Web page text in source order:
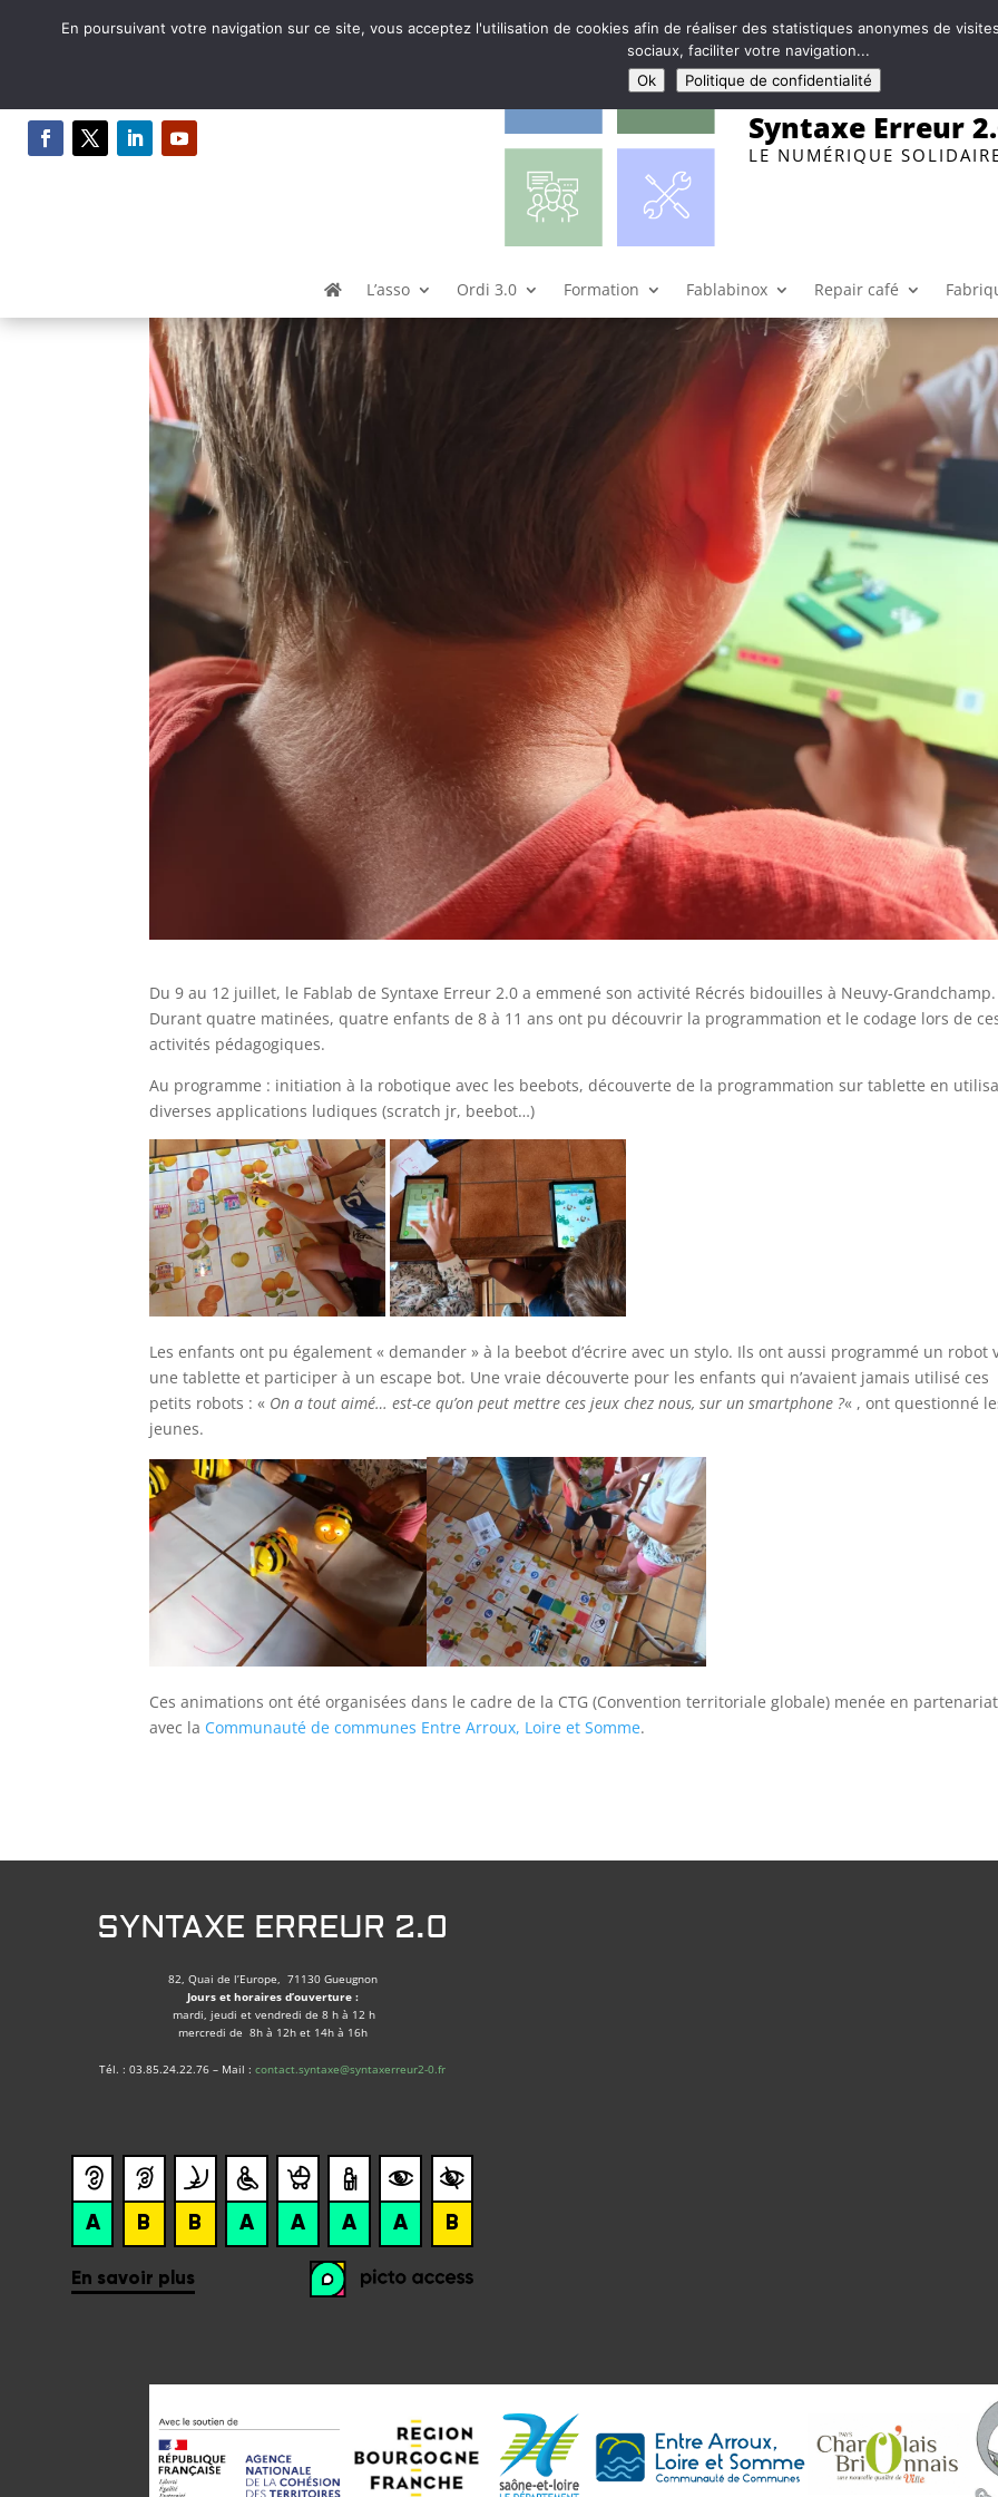
Syntaxe Erreur
LE NUMÉRIQUE
L’asso Ordi 3.0 Formation Fablabinox Repair café
Les Récrés bidouilles en itinérance à Neuvy
,Fabrique de Territoire,Récrés Bidouilles
Du 9 au 12 juillet, le Fablab de Syntaxe Erreur 2.0 a emmené son activité Récrés bidouilles à Neuvy-Grandchamp.
Durant quatre matinées, quatre enfants de 8 à 11 ans ont pu découvrir la programmation et le codage lors de
activités pédagogiques.
Au programme : initiation à la robotique avec les beebots, découverte de la programmation sur tablette en
diverses applications ludiques (scratch jr, beebot…)
Les enfants ont pu également « demander » à la beebot d’écrire avec un stylo. Ils ont aussi programmé un robot
une tablette et participer à un escape bot. Une vraie découverte pour les enfants qui n’avaient jamais utilisé ces
petits robots : « On a tout aimé… est-ce qu’on peut mettre ces jeux chez nous, sur un smartphone ?« , ont questionné
jeunes.
Ces animations ont été organisées dans le cadre de la CTG (Convention territoriale globale) menée en partenariat
avec la Communauté de communes Entre Arroux, Loire et Somme.
SYNTAXE ERREUR 2.0
82, Quai de l’Europe, 71130 Gueugnon
Jours et horaires d’ouverture :
mardi, jeudi et vendredi de 8 h à 12 h
mercredi de 8h à 12h et 14h à 16h
Tél. : 03.85.24.22.76 – Mail :contact.syntaxe@syntaxerreur2-0.fr
En poursuivant votre navigation sur ce site, vous acceptez l'utilisation de cookies afin de réaliser des statistiques anonymes de
sociaux, faciliter votre navigation...
Ok
Politique de confidentialité